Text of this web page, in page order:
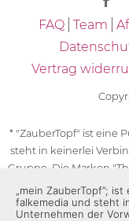
FAQ Team
Vertrag
* "ZauberTopf" ist eine
steht in keinerlei
Gruppe. Die Marken
des "Thermomix®"
der Vorwerk-Gruppe.
„mein ZauberTopf”;
falkemedia und steht
Unternehmen der